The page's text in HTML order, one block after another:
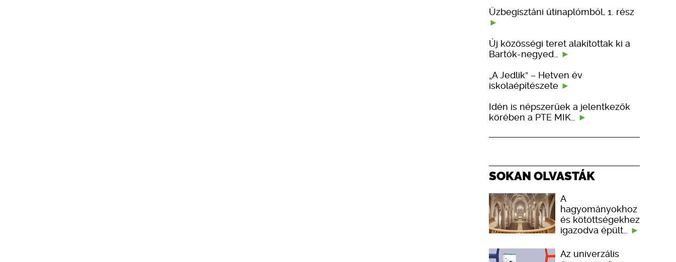
Üzbegisztáni útinaplómból, 1. rész
Új közösségi teret alakítottak ki a
Bartók-negyed…
„A Jedlik” – Hetven év
iskolaépítészete
Idén is népszerűek a jelentkezők
körében a PTE MIK…
SOKAN OLVASTÁK
A
hagyományokhoz
és kötöttségekhez
igazodva épült…
Az univerzális